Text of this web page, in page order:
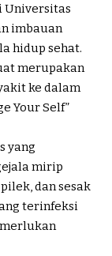
Universitas
imbauan
hidup sehat.
merupakan
ke dalam
Your Self”
yang
mirip
dan sesak
terinfeksi